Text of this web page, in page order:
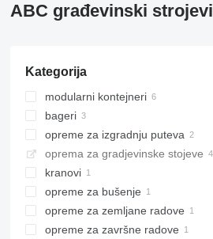
ABC građevinski strojevi
Kategorija
modularni kontejneri
radnički kontejneri
stambeni kontejneri
stambeno-poslovni kontejneri
bageri
plovni bageri
dreglajni
opreme za izgradnju puteva
rezalice asfalta
stroja za popločavanje trotoara
oprema za gradjevinske stojeve
kranovi
toranjske dizalice
opreme za bušenje
bušaća postrojenja
opreme za zemljane radove
vibro ploče
opreme za završne radove